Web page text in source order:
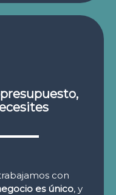
con
es único, y